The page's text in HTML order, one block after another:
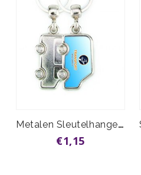
Metalen Sleutelhanger vrachtauto
€1,15